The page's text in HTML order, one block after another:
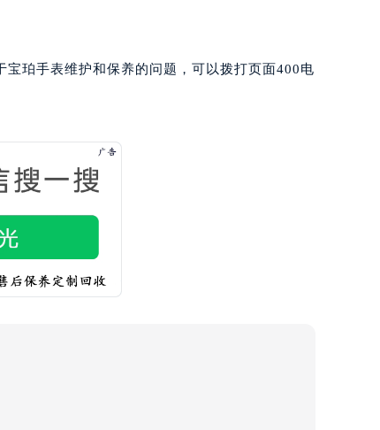
珀手表维护和保养的问题，可以拨打页面400电